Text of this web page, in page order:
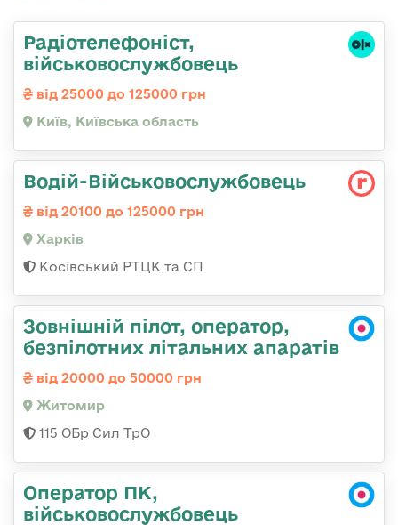
Радіотелефоніст,
військовослужбовець
від 25000 до 125000 грн
Київ, Київська область
Водій-Військовослужбовець
від 20100 до 125000 грн
Харків
Косівський РТЦК та СП
Зовнішній пілот, оператор,
безпілотних літальних апаратів
від 20000 до 50000 грн
Житомир
115 ОБр Сил ТрО
Оператор ПК,
військовослужбовець